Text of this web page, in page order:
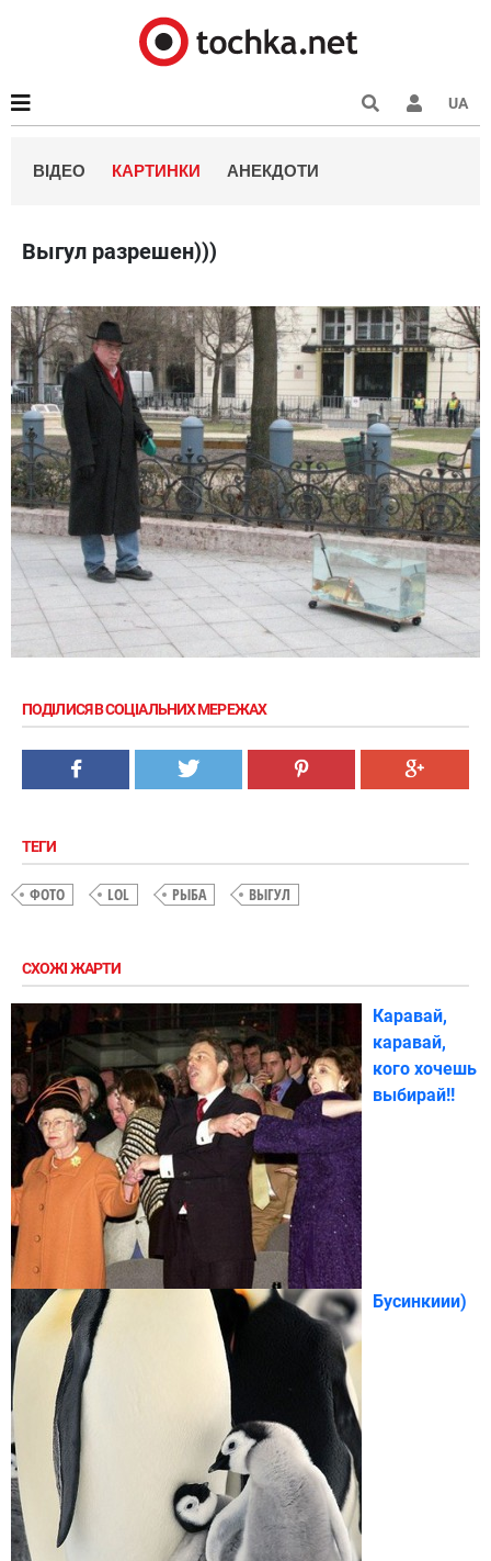
UA
ВІДЕО КАРТИНКИ АНЕКДОТИ
Выгул разрешен)))
ПОДІЛИСЯ В СОЦІАЛЬНИХ МЕРЕЖАХ
ТЕГИ
ФОТО LOL РЫБА ВЫГУЛ
СХОЖІ ЖАРТИ
Каравай,
каравай,
кого хочешь
выбирай!!
Бусинкиии)